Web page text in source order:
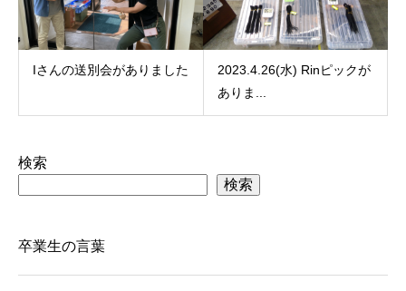
Iさんの送別会がありました
2023.4.26(水) Rinピックが
ありま...
検索
検索
卒業生の言葉